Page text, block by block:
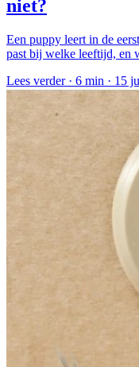
niet?
Een puppy leert in de
past bij welke leeftijd, en
Lees verder · 6 min · 15